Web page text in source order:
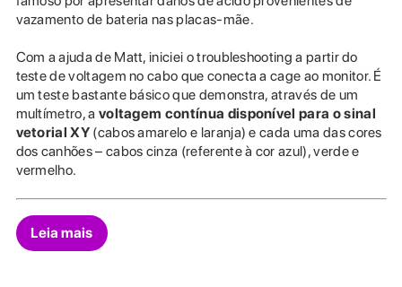
vazamento de bateria nas placas-mãe.
Com a ajuda de Matt, iniciei o troubleshooting a partir do
teste de voltagem no cabo que conecta a cage ao monitor. É
um teste bastante básico que demonstra, através de um
multímetro, a voltagem contínua disponível para o sinal
vetorial XY(cabos amarelo e laranja) e cada uma das cores
dos canhões – cabos cinza (referente à cor azul), verde e
vermelho.
Leia mais